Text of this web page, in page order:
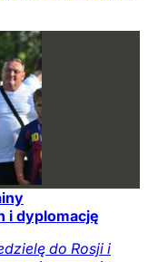
i dyplomację
do Rosji i